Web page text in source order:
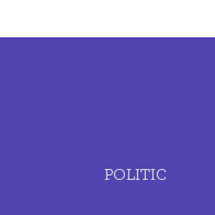
POLITIC